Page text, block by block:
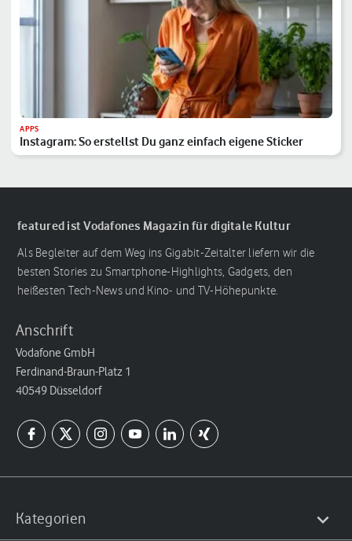
APPS
Instagram: So erstellst Du ganz einfach eigene Sticker
featured ist Vodafones Magazin für digitale Kultur
Als Begleiter auf dem Weg ins Gigabit-Zeitalter liefern wir die
besten Stories zu Smartphone-Highlights, Gadgets, den
heißesten Tech-News und Kino- und TV-Höhepunkte.
Anschrift
Vodafone GmbH
Ferdinand-Braun-Platz 1
40549 Düsseldorf
Kategorien